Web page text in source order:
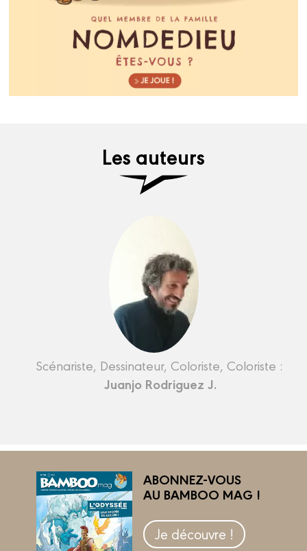
Les auteurs
Scénariste, Dessinateur, Coloriste, Coloriste :
Juanjo Rodriguez J.
ABONNEZ-VOUS
AU BAMBOO MAG !
Je découvre !